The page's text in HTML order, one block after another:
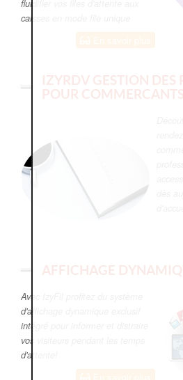
fluidifier vos files d'attente aux
caisses en mode file unique
IZYRDV GESTION DES
POUR
AFFICHAGE
Avec IzyFil profitez du système
d'affichage dynamique exclusif
intégré pour informer et distraire
vos visiteurs pendant les temps
d'attente!